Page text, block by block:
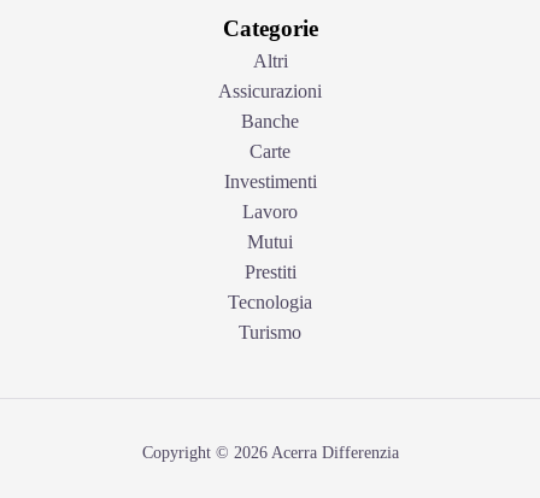
Categorie
Altri
Assicurazioni
Banche
Carte
Investimenti
Lavoro
Mutui
Prestiti
Tecnologia
Turismo
Copyright © 2026 Acerra Differenzia